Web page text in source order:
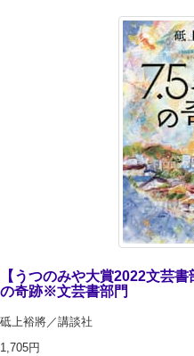
【うつのみや大賞2022文芸
の奇跡※文芸書部門
砥上裕將／講談社
1,705円